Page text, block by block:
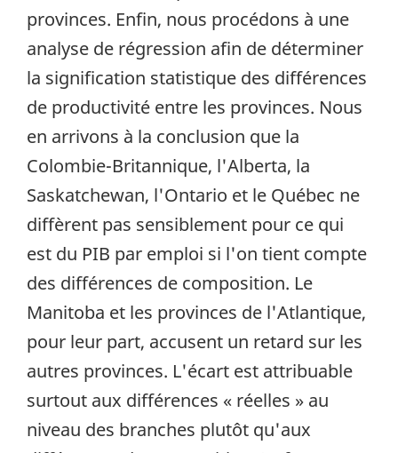
provinces. Enfin, nous procédons à une
analyse de régression afin de déterminer
la signification statistique des différences
de productivité entre les provinces. Nous
en arrivons à la conclusion que la
Colombie-Britannique, l'Alberta, la
Saskatchewan, l'Ontario et le Québec ne
diffèrent pas sensiblement pour ce qui
est du PIB par emploi si l'on tient compte
des différences de composition. Le
Manitoba et les provinces de l'Atlantique,
pour leur part, accusent un retard sur les
autres provinces. L'écart est attribuable
surtout aux différences « réelles » au
niveau des branches plutôt qu'aux